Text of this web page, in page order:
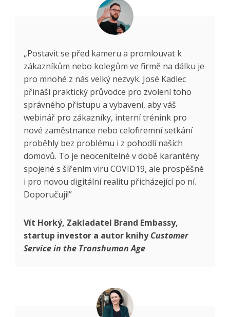
„Postavit se před kameru a promlouvat k
zákazníkům nebo kolegům ve firmě na dálku je
pro mnohé z nás velký nezvyk. José Kadlec
přináší praktický průvodce pro zvolení toho
správného přístupu a vybavení, aby váš
webinář pro zákazníky, interní trénink pro
nové zaměstnance nebo celofiremní setkání
proběhly bez problému i z pohodlí naších
domovů. To je neocenitelné v době karantény
spojené s šířením viru COVID19, ale prospěšné
i pro novou digitální realitu přicházející po ní.
Doporučuji!”
Vít Horký, Zakladatel Brand Embassy,
startup investor a autor knihyCustomer
Service in the Transhuman Age